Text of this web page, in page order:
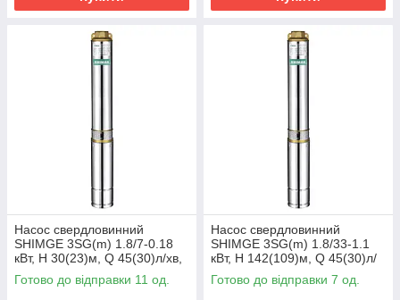
Насос свердловинний
SHIMGE 3SG(m) 1.8/7-0.18
кВт, Н 30(23)м, Q 45(30)л/хв,
Ø75 мм, (кабель 20 м)
Готово до відправки 11 од.
Насос свердловинний
SHIMGE 3SG(m) 1.8/33-1.1
кВт, Н 142(109)м, Q 45(30)л/
хв, Ø75 мм, (кабель 3 м)
Готово до відправки 7 од.